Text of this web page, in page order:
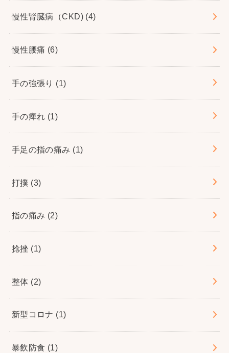
慢性腎臓病（CKD) (4)
慢性腰痛 (6)
手の強張り (1)
手の痺れ (1)
手足の指の痛み (1)
打撲 (3)
指の痛み (2)
捻挫 (1)
整体 (2)
新型コロナ (1)
暴飲防食 (1)